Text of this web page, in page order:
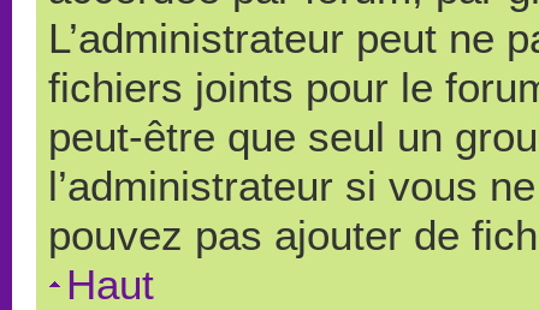
L’administrateur peut ne
fichiers joints pour le
peut-être que seul un
l’administrateur si vous
pouvez pas ajouter de
Haut